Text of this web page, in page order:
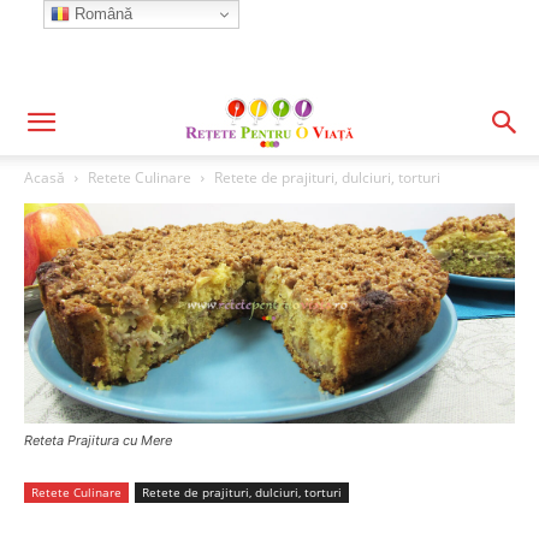
Acasă Retete Culinare Retete de prajituri, dulciuri, torturi
Reteta Prajitura cu Mere
Retete Culinare Retete de prajituri, dulciuri, torturi
Română